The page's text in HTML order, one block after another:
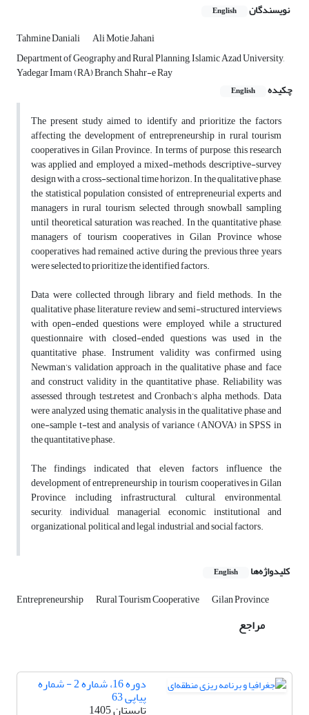
نویسندگان English
Tahmine Daniali
Ali Motie Jahani
Department of Geography and Rural Planning, Islamic Azad University,
Yadegar Imam (RA) Branch, Shahr-e Ray
چکیده
English
The present study aimed to identify and prioritize the factors
affecting the development of entrepreneurship in rural tourism
cooperatives in Gilan Province. In terms of purpose, this research
was applied and employed a mixed-methods, descriptive-survey
design with a cross-sectional time horizon. In the qualitative phase,
the statistical population consisted of entrepreneurial experts and
managers in rural tourism, selected through snowball sampling
until theoretical saturation was reached. In the quantitative phase,
managers of tourism cooperatives in Gilan Province whose
cooperatives had remained active during the previous three years
were selected to prioritize the identified factors.
Data were collected through library and field methods. In the
qualitative phase, literature review and semi-structured interviews
with open-ended questions were employed, while a structured
questionnaire with closed-ended questions was used in the
quantitative phase. Instrument validity was confirmed using
Newman’s validation approach in the qualitative phase and face
and construct validity in the quantitative phase. Reliability was
assessed through test–retest and Cronbach’s alpha methods. Data
were analyzed using thematic analysis in the qualitative phase and
one-sample t-test and analysis of variance (ANOVA) in SPSS in
the quantitative phase.
The findings indicated that eleven factors influence the
development of entrepreneurship in tourism cooperatives in Gilan
Province, including infrastructural, cultural, environmental,
security, individual, managerial, economic, institutional and
organizational, political and legal, industrial, and social factors.
کلیدواژه‌ها English
Entrepreneurship Rural Tourism Cooperative Gilan Province
مراجع
دوره 16، شماره 2 - شماره
پیاپی 63
تابستان 1405